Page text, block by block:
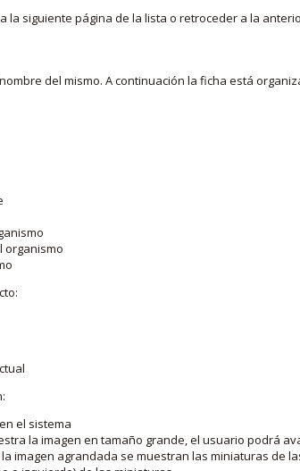
siguiente página de la lista o retroceder a la
del mismo. A continuación la ficha está
organismo
el sistema
la imagen en tamaño grande, el usuario podrá
imagen agrandada se muestran las miniaturas de